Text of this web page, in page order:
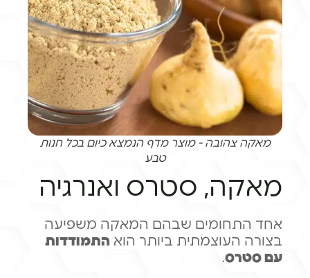
מאקה צהובה - מוצר מדף הנמצא כיום בכל חנות
מאקה, סטרס ואנרגיה
אחד התחומים שבהם המאקה משפיעה
בצורה העוצמתית ביותר הוא התמודדות
עם סטרס.